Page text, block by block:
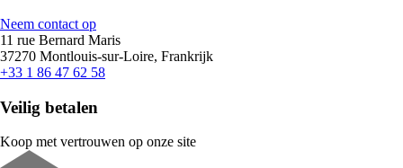
Neem contact op
11 rue Bernard Maris
37270 Montlouis-sur-Loire, Frankrijk
+33 1 86 47 62 58
Veilig betalen
Koop met vertrouwen op onze site